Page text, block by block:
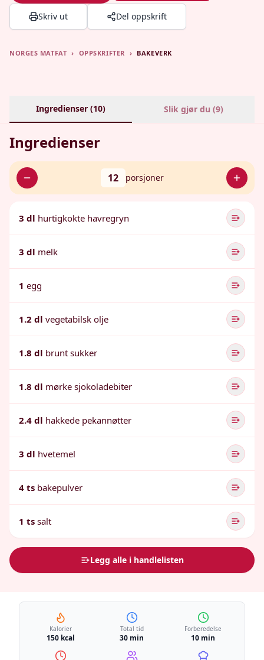
Skriv ut Del oppskrift
NORGES MATFAT › OPPSKRIFTER › BAKEVERK
Ingredienser (10) Slik gjør du (9)
Ingredienser
12 porsjoner
3 dl hurtigkokte havregryn
3 dl melk
1 egg
1.2 dl vegetabilsk olje
1.8 dl brunt sukker
1.8 dl mørke sjokoladebiter
2.4 dl hakkede pekannøtter
3 dl hvetemel
4 ts bakepulver
1 ts salt
Legg alle i handlelisten
Kalorier
150 kcal
Total tid
30 min
Forberedelse
10 min